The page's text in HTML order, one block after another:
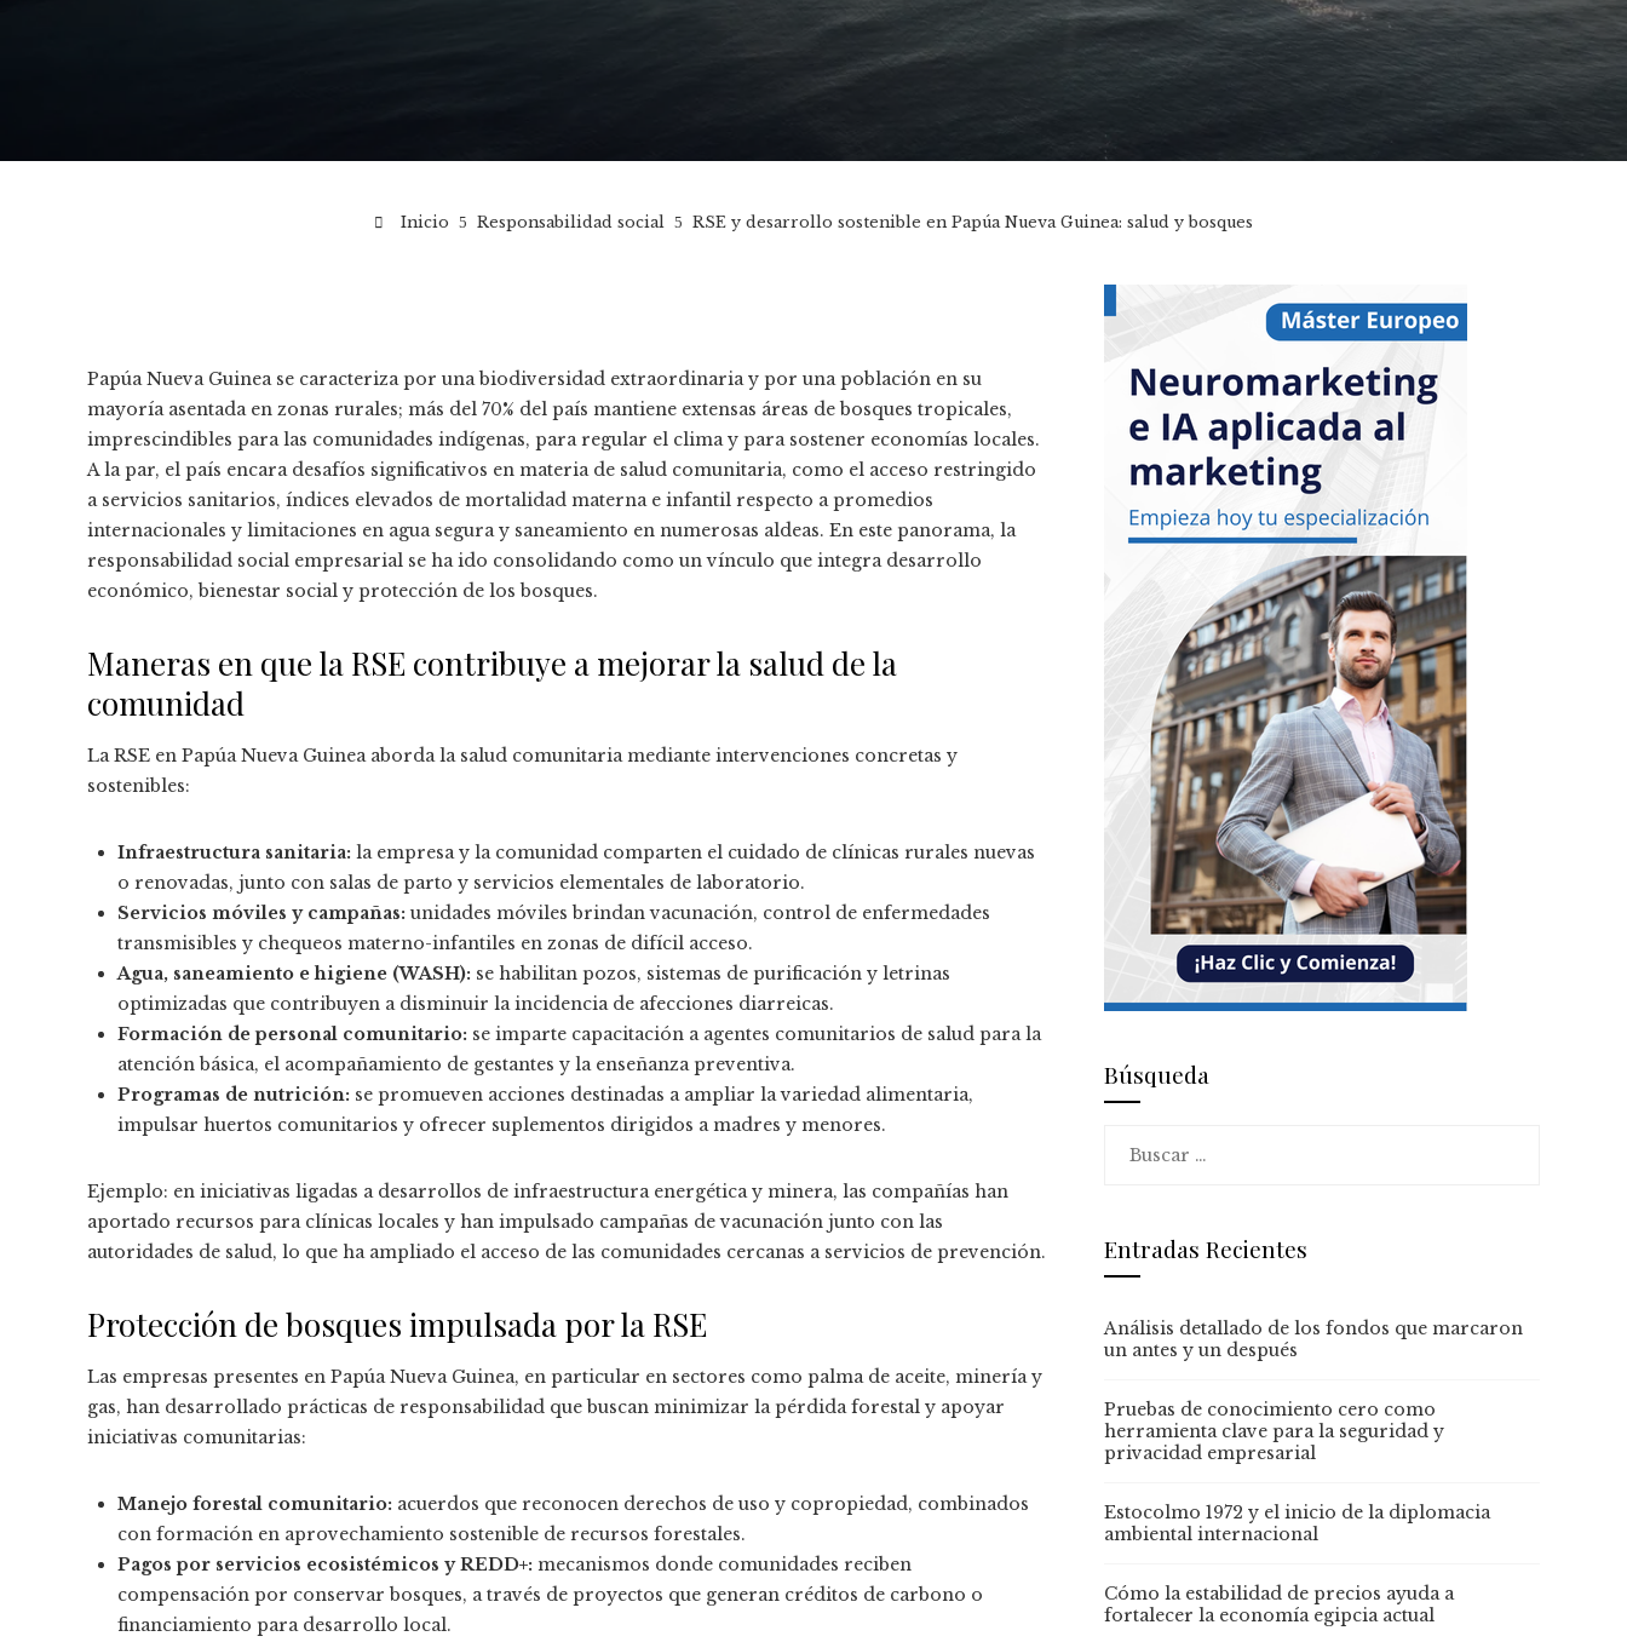
Inicio Responsabilidad social RSE y desarrollo sostenible en Papúa Nueva Guinea: salud y bosques
Papúa Nueva Guinea se caracteriza por una biodiversidad extraordinaria y por una población en su
mayoría asentada en zonas rurales; más del 70% del país mantiene extensas áreas de bosques tropicales,
imprescindibles para las comunidades indígenas, para regular el clima y para sostener economías locales.
A la par, el país encara desafíos significativos en materia de salud comunitaria, como el acceso restringido
a servicios sanitarios, índices elevados de mortalidad materna e infantil respecto a promedios
internacionales y limitaciones en agua segura y saneamiento en numerosas aldeas. En este panorama, la
responsabilidad social empresarial se ha ido consolidando como un vínculo que integra desarrollo
económico, bienestar social y protección de los bosques.
Maneras en que la RSE contribuye a mejorar la salud de la
comunidad
La RSE en Papúa Nueva Guinea aborda la salud comunitaria mediante intervenciones concretas y
sostenibles:
Infraestructura sanitaria: la empresa y la comunidad comparten el cuidado de clínicas rurales nuevas
o renovadas, junto con salas de parto y servicios elementales de laboratorio.
Servicios móviles y campañas: unidades móviles brindan vacunación, control de enfermedades
transmisibles y chequeos materno-infantiles en zonas de difícil acceso.
Agua, saneamiento e higiene (WASH): se habilitan pozos, sistemas de purificación y letrinas
optimizadas que contribuyen a disminuir la incidencia de afecciones diarreicas.
Formación de personal comunitario: se imparte capacitación a agentes comunitarios de salud para la
atención básica, el acompañamiento de gestantes y la enseñanza preventiva.
Programas de nutrición: se promueven acciones destinadas a ampliar la variedad alimentaria,
impulsar huertos comunitarios y ofrecer suplementos dirigidos a madres y menores.
Ejemplo: en iniciativas ligadas a desarrollos de infraestructura energética y minera, las compañías han
aportado recursos para clínicas locales y han impulsado campañas de vacunación junto con las
autoridades de salud, lo que ha ampliado el acceso de las comunidades cercanas a servicios de prevención.
Protección de bosques impulsada por la RSE
Las empresas presentes en Papúa Nueva Guinea, en particular en sectores como palma de aceite, minería y
gas, han desarrollado prácticas de responsabilidad que buscan minimizar la pérdida forestal y apoyar
iniciativas comunitarias:
Manejo forestal comunitario: acuerdos que reconocen derechos de uso y copropiedad, combinados
con formación en aprovechamiento sostenible de recursos forestales.
Pagos por servicios ecosistémicos y REDD+: mecanismos donde comunidades reciben
compensación por conservar bosques, a través de proyectos que generan créditos de carbono o
financiamiento para desarrollo local.
Búsqueda
Entradas Recientes
Análisis detallado de los fondos que marcaron
un antes y un después
Pruebas de conocimiento cero como
herramienta clave para la seguridad y
privacidad empresarial
Estocolmo 1972 y el inicio de la diplomacia
ambiental internacional
Cómo la estabilidad de precios ayuda a
fortalecer la economía egipcia actual